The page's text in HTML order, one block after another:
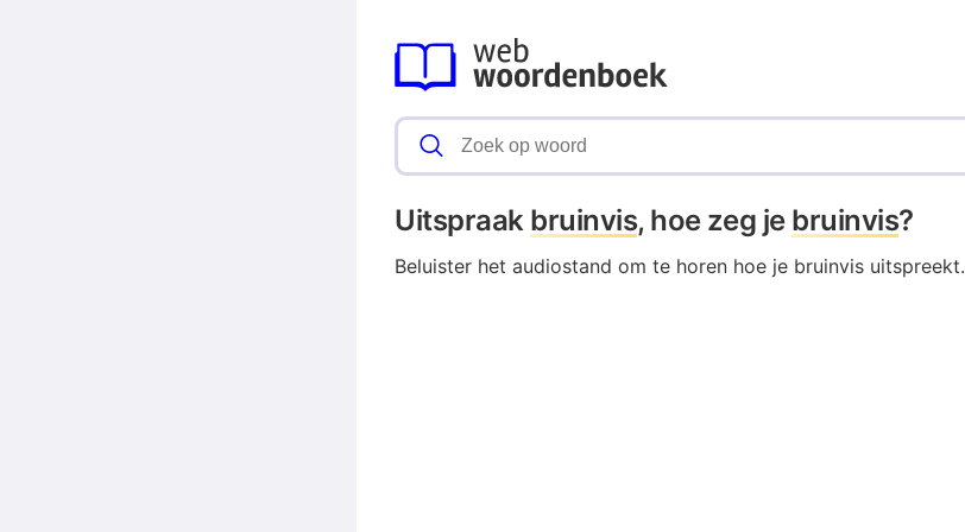
Uitspraak bruinvis, hoe zeg je bruinvis?
Beluister het audiostand om te horen hoe je bruinvis uitspreekt.